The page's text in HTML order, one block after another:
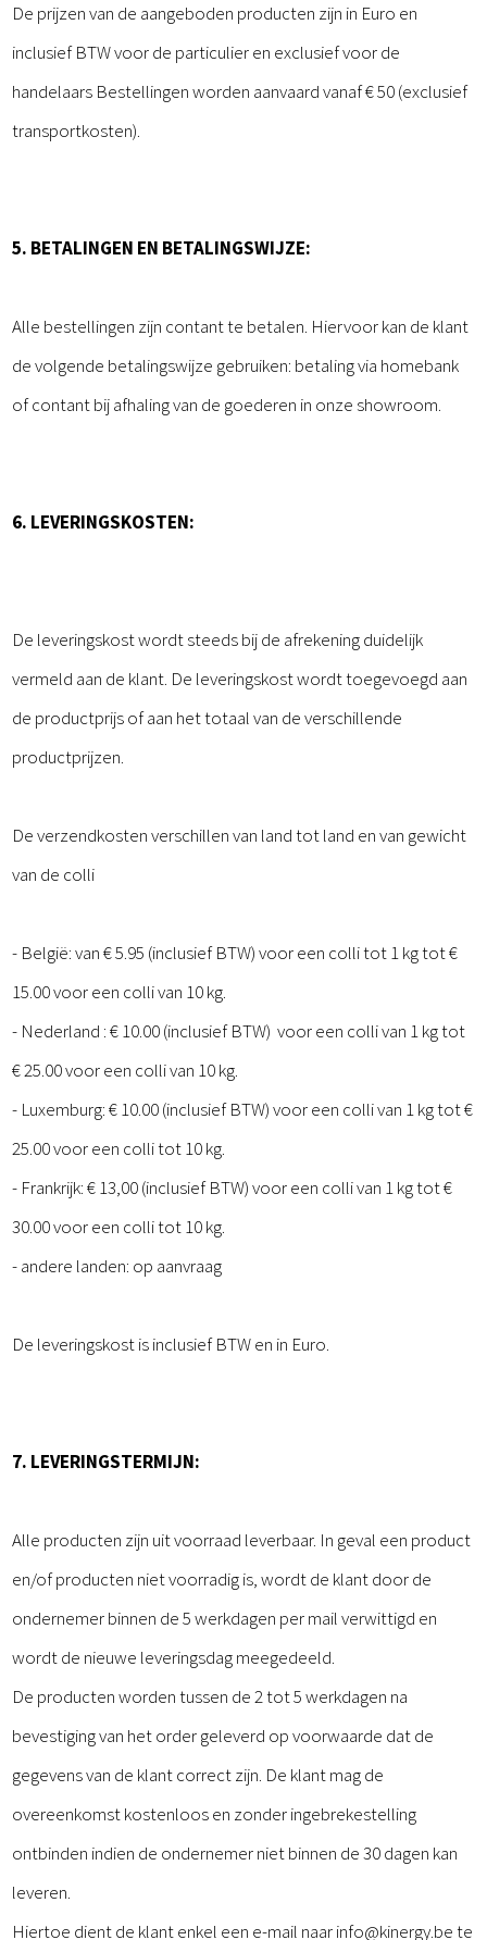
De prijzen van de aangeboden producten zijn in Euro en
inclusief BTW voor de particulier en exclusief voor de
handelaars Bestellingen worden aanvaard vanaf € 50 (exclusief
transportkosten).
5. BETALINGEN EN BETALINGSWIJZE:
Alle bestellingen zijn contant te betalen. Hiervoor kan de klant
de volgende betalingswijze gebruiken: betaling via homebank
of contant bij afhaling van de goederen in onze showroom.
6. LEVERINGSKOSTEN:
De leveringskost wordt steeds bij de afrekening duidelijk
vermeld aan de klant. De leveringskost wordt toegevoegd aan
de productprijs of aan het totaal van de verschillende
productprijzen.
De verzendkosten verschillen van land tot land en van gewicht
van de colli
- België: van € 5.95 (inclusief BTW) voor een colli tot 1 kg tot €
15.00 voor een colli van 10 kg.
- Nederland : € 10.00 (inclusief BTW) voor een colli van 1 kg tot
€ 25.00 voor een colli van 10 kg.
- Luxemburg: € 10.00 (inclusief BTW) voor een colli van 1 kg tot €
25.00 voor een colli tot 10 kg.
- Frankrijk: € 13,00 (inclusief BTW) voor een colli van 1 kg tot €
30.00 voor een colli tot 10 kg.
- andere landen: op aanvraag
De leveringskost is inclusief BTW en in Euro.
7. LEVERINGSTERMIJN:
Alle producten zijn uit voorraad leverbaar. In geval een product
en/of producten niet voorradig is, wordt de klant door de
ondernemer binnen de 5 werkdagen per mail verwittigd en
wordt de nieuwe leveringsdag meegedeeld.
De producten worden tussen de 2 tot 5 werkdagen na
bevestiging van het order geleverd op voorwaarde dat de
gegevens van de klant correct zijn. De klant mag de
overeenkomst kostenloos en zonder ingebrekestelling
ontbinden indien de ondernemer niet binnen de 30 dagen kan
leveren.
Hiertoe dient de klant enkel een e-mail naar info@kinergy.be te